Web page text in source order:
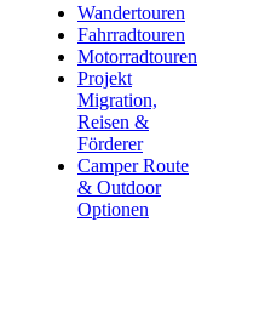
Wandertouren
Fahrradtouren
Motorradtouren
Projekt
Migration,
Reisen &
Förderer
Camper Route
& Outdoor
Optionen